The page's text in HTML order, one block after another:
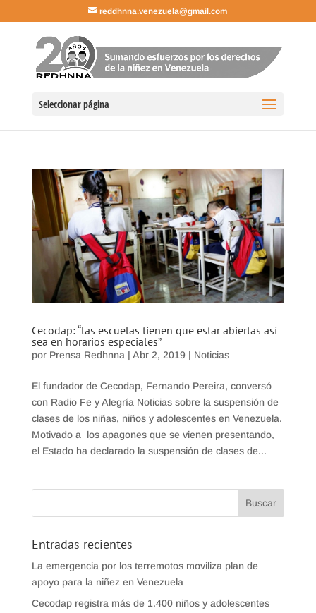
reddhnna.venezuela@gmail.com
Seleccionar página
Cecodap: “las escuelas tienen que estar abiertas así
sea en horarios especiales”
por Prensa Redhnna| Abr 2, 2019 | Noticias
El fundador de Cecodap, Fernando Pereira, conversó
con Radio Fe y Alegría Noticias sobre la suspensión de
clases de los niñas, niños y adolescentes en Venezuela.
Motivado a los apagones que se vienen presentando,
el Estado ha declarado la suspensión de clases de...
Entradas recientes
La emergencia por los terremotos moviliza plan de
apoyo para la niñez en Venezuela
Cecodap registra más de 1.400 niños y adolescentes